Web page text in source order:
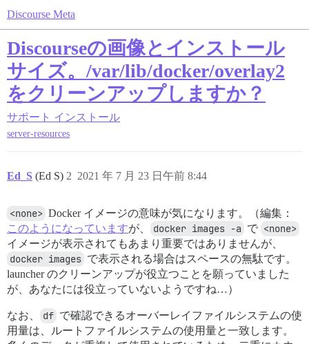
Discourse Meta
Discourseの画像とインストール
サイズ。/var/lib/docker/overlay2
をクリーンアップしますか？
サポート インストール
server-resources
Ed_S (Ed S) 2021 年 7 月 23 日午前 8:44
2
<none> Docker イメージの意味が気になります。（編集：
このようになっていますが、 docker images -a で <none>
イメージが表示されてもあまり重要ではありませんが、
docker images で表示される場合はスペースの無駄です。
launcher のクリーンアップが役立つことを願っていました
が、あなたには役立っていないようですね…）
なお、 df で確認できるオーバーレイファイルシステムの使
用量は、ルートファイルシステムの使用量と一致します。